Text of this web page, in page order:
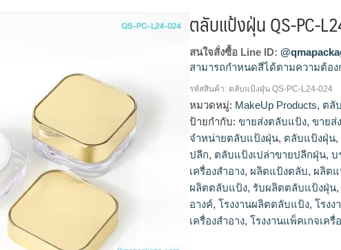
ตลับแป้งฝุ่น QS-PC-
สนใจสั่งซื้อ Line ID:
สามารถกำหนดสีได้ตามความต้อง
โรงงานผลิตตลับแป้ง,ขายส่งตลับ
แป้ง,ผลิตแป้งตลับ,ตลับแป้งเปล่า
ฝุ่น,ขายส่งตลับแป้งฝุ่น,รับผลิตตลั
แป้งตลับฝุ่น,ตลับแป้งเปล่าขายปลี
รหัสสินค้า: ตลับแป้งฝุ่น QS-PC-L24-024
หมวดหมู่: MakeUp Products, ตลั
ป้ายกำกับ:ขายส่งตลับแป้ง,ขายส่
จำหน่ายตลับแป้งฝุ่น, ตลับแป้งฝุ่น,
ปลีก, ตลับแป้งเปล่าขายปลีกฝุ่น,บ
เครื่องสำอาง, ผลิตแป้งตลับ, ผลิต
ผลิตตลับแป้ง, รับผลิตตลับแป้งฝุ่น,
อางค์,โรงงานผลิตตลับแป้ง,โรง
เครื่องสำอาง,โรงงานแพ็คเกจเครื่